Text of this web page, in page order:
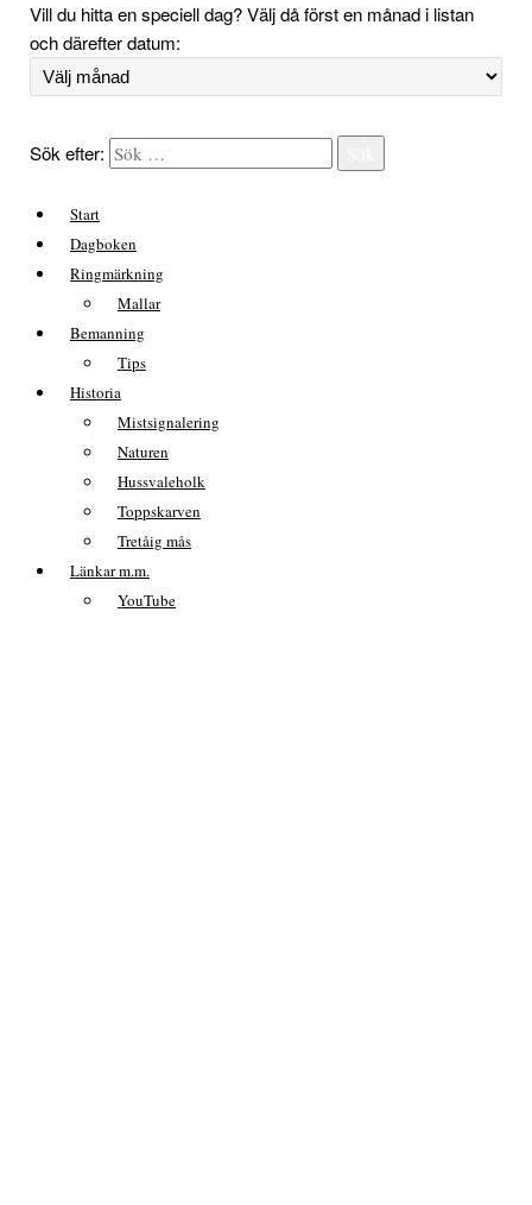
Vill du hitta en speciell dag? Välj då först en månad i listan
och därefter datum:
Sök efter:
Start
Dagboken
Ringmärkning
Mallar
Bemanning
Tips
Historia
Mistsignalering
Naturen
Hussvaleholk
Toppskarven
Tretåig mås
Länkar m.m.
YouTube